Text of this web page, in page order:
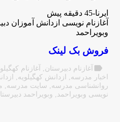
ایرنا-45 دقیقه پیش
آغازنام نویسی ازدانش آموزان
وبویراحمد
فروش بک لینک
label آغازنام دبیرستان ,آغازنام
اخبار مدرسه, ازدانش كهگیلویه,
روانشناسی مدرسه, سایت مدرسه,
نویسی وبویراحمد, وبویراحمد